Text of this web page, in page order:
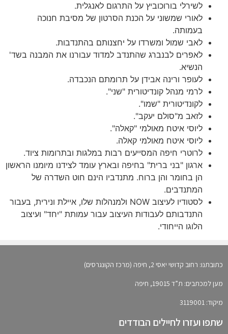
לשירלי בורוכוביץ על התרגום לאנגלית.
לאורי שמשוני על הכנת הסרטון של מסיבת חנוכה
בעמותה.
לאבי שמול ומשרדו על יחצנותם בהתנדבות.
לאפרים לבנברג שהתנדב למדוד עבורנו את המבנה בשד'
הנשיא.
לעופר ורינה אבידן על תרומתם הנכבדה.
לרמי מנהל קונדיטורית "שני".
לקונדיטורית "שמו".
לזאב מ"סולם יעקב".
ליוסי איטח מאולמי "קאלה".
ליוסי איטח מאולמי קאלה.
לרוטרי חיפה המסייעים רבות במלגות ובתרומות ציוד.
ארגון "בני ברית" בחיפה ובארץ עומד לצידנו מיומנו הראשון
הן בחומר והן ברוח. מתנדביו הינם חוט השדרה של
המתנדבים.
לסטודיו לעיצוב NOW ולמנהלות שלו, איילת ונירית, בעבור
התנדבותם לעבודות העיצוב עבור עמותת "יחד" ועיצוב
הלוגו הייחודי.
כתובתנו: רחוב קדושי יאסי 2, חיפה (מרכז הקונגרסים)
מען למכתבים: ת”ד 19015, חיפה
מיקוד: 3119001
שתפו ועזרו לחיילים הבודדים